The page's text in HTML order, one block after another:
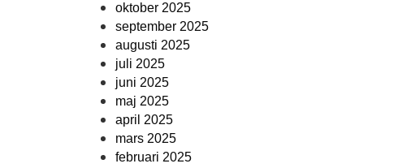
oktober 2025
september 2025
augusti 2025
juli 2025
juni 2025
maj 2025
april 2025
mars 2025
februari 2025